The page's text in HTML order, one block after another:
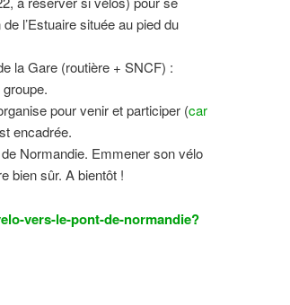
l’Estuaire située au pied du
la Gare (routière + SNCF) :
pour venir et participer (car
encadrée.
Normandie. Emmener son vélo
bien sûr. A bientôt !
vers-le-pont-de-normandie?